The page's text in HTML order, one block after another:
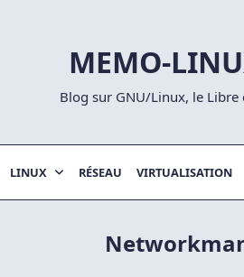
MEMO-
Blog sur GNU/Linux, le Libre
LINUX RÉSEAU VIRTUALISATION